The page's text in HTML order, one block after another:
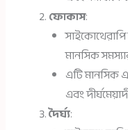
ফোকাস:
মানসিক
এটি মানসিক
এবং
দৈর্ঘ্য: